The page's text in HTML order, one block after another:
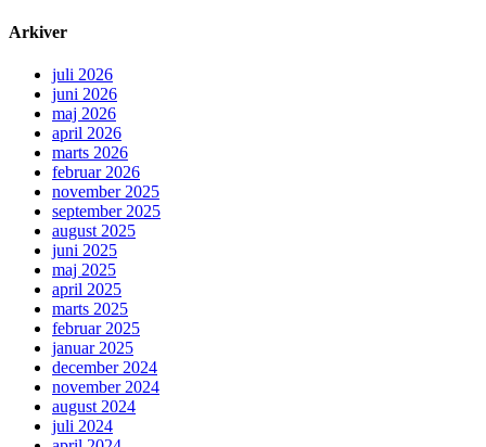
Arkiver
juli 2026
juni 2026
maj 2026
april 2026
marts 2026
februar 2026
november 2025
september 2025
august 2025
juni 2025
maj 2025
april 2025
marts 2025
februar 2025
januar 2025
december 2024
november 2024
august 2024
juli 2024